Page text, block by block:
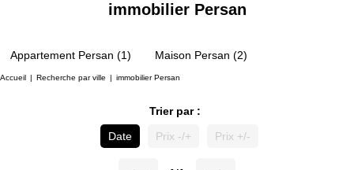
immobilier Persan
Appartement Persan (1) Maison Persan (2)
Accueil Recherche par ville immobilier Persan
Trier par :
Date
Prix -/+ Prix +/-